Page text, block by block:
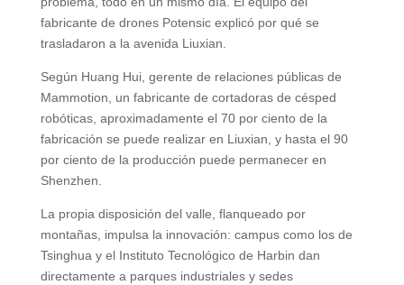
fabricante de drones Potensic explicó por qué se
trasladaron a la avenida Liuxian.
Según Huang Hui, gerente de relaciones públicas de
Mammotion, un fabricante de cortadoras de césped
robóticas, aproximadamente el 70 por ciento de la
fabricación se puede realizar en Liuxian, y hasta el 90
por ciento de la producción puede permanecer en
Shenzhen.
La propia disposición del valle, flanqueado por
montañas, impulsa la innovación: campus como los de
Tsinghua y el Instituto Tecnológico de Harbin dan
directamente a parques industriales y sedes